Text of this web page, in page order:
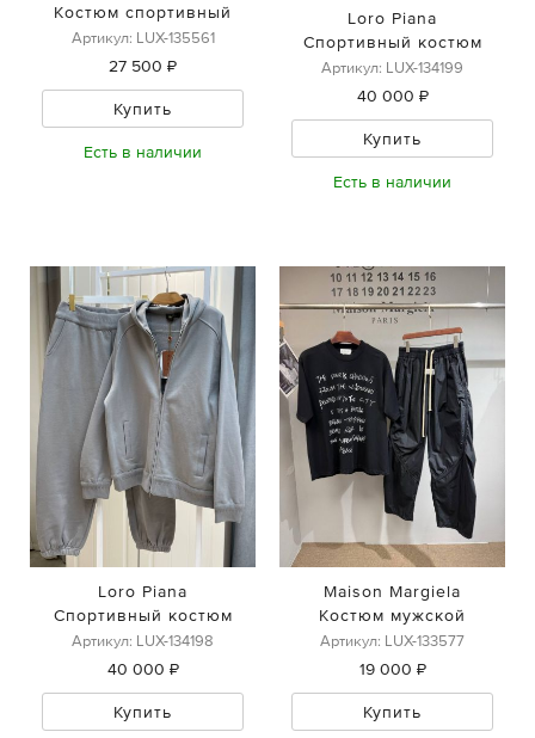
Костюм спортивный
Артикул: LUX-135561
27 500 ₽
Купить
Есть в наличии
Loro Piana
Спортивный костюм
Артикул: LUX-134199
40 000 ₽
Купить
Есть в наличии
Loro Piana
Спортивный костюм
Артикул: LUX-134198
40 000 ₽
Купить
Maison Margiela
Костюм мужской
Артикул: LUX-133577
19 000 ₽
Купить